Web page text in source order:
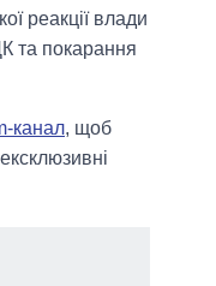
реакції влади
та покарання
канал, щоб